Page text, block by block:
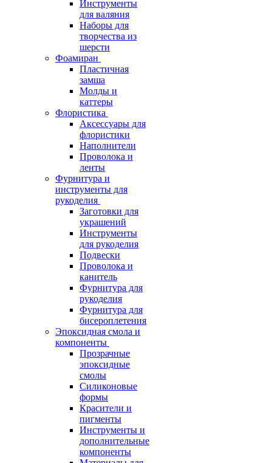
Инструменты
для валяния
Наборы для
творчества из
шерсти
Фоамиран
Пластичная
замша
Молды и
каттеры
Флористика
Аксессуары для
флористики
Наполнители
Проволока и
ленты
Фурнитура и
инструменты для
рукоделия
Заготовки для
украшений
Инструменты
для рукоделия
Подвески
Проволока и
канитель
Фурнитура для
рукоделия
Фурнитура для
бисероплетения
Эпоксидная смола и
компоненты
Прозрачные
эпоксидные
смолы
Силиконовые
формы
Красители и
пигменты
Инструменты и
дополнительные
компоненты